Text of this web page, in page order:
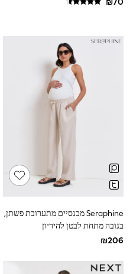
Bags & Accessories
Bags
Hats
New In
& Sweatshirts
Joggers & Shorts
Swim
T-Shirts & Vests
Sneakers
adidas
All Baby & Nursery
New in
& Dungarees
Shop All
BOYS
Seraphine מכנסיים מתערובת פשתן,
בגובה מתחת לבטן להיריון